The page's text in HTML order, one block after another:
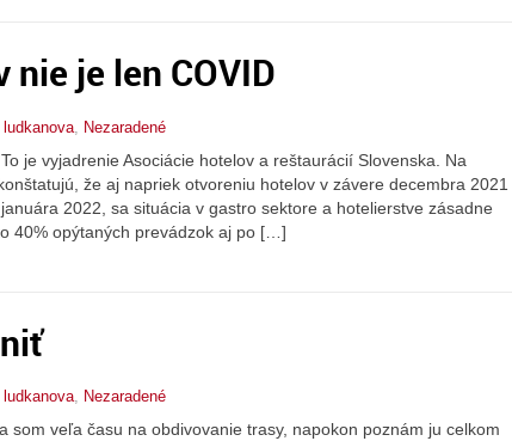
je len COVID
ludkanova Nezaradené
je vyjadrenie Asociácie hotelov a reštaurácií Slovenska. Na
že aj napriek otvoreniu hotelov v závere decembra 2021
2022, sa situácia v gastro sektore a hotelierstve zásadne
40% opýtaných prevádzok aj po […]
ludkanova, Nezaradené
som veľa času na obdivovanie trasy, napokon poznám ju celkom